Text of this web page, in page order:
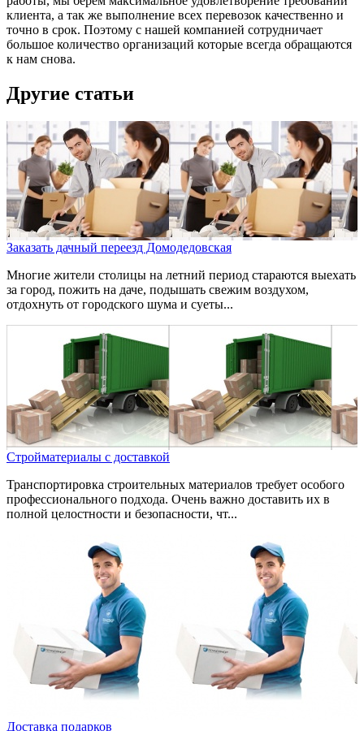
клиента, а так же выполнение всех перевозок качественно и
точно в срок. Поэтому с нашей компанией сотрудничает
большое количество организаций которые всегда обращаются
к нам снова.
Другие статьи
Заказать дачный переезд Домодедовская
Многие жители столицы на летний период стараются выехать
за город, пожить на даче, подышать свежим воздухом,
отдохнуть от городского шума и суеты...
Стройматериалы с доставкой
Транспортировка строительных материалов требует особого
профессионального подхода. Очень важно доставить их в
полной целостности и безопасности, чт...
Доставка подарков